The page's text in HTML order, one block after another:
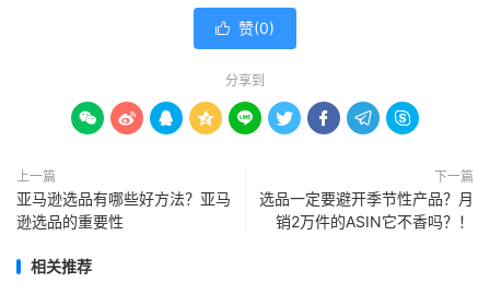
 赞(0)
分享到
        
上一篇
亚马逊选品有哪些好方法？亚马
逊选品的重要性
下一篇
选品一定要避开季节性产品？月
销2万件的ASIN它不香吗？！
相关推荐